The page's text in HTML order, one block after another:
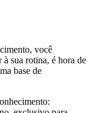
você
à sua rotina, é hora de
base de